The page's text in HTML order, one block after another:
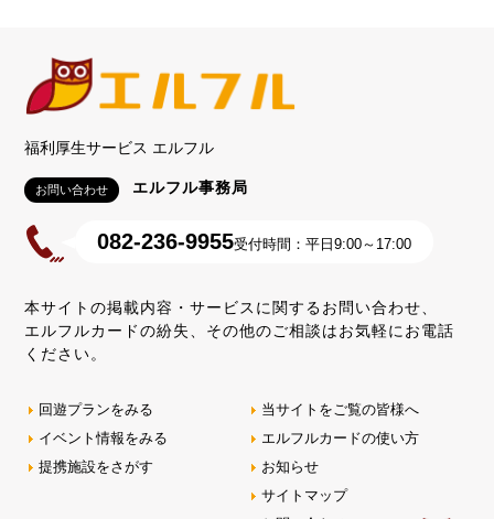
福利厚生サービス エルフル
お問い合わせ エルフル事務局
082-236-9955受付時間：平日9:00～17:00
本サイトの掲載内容・サービスに関するお問い合わせ、
エルフルカードの紛失、その他のご相談はお気軽にお電話
ください。
回遊プランをみる
イベント情報をみる
提携施設をさがす
当サイトをご覧の皆様へ
エルフルカードの使い方
お知らせ
サイトマップ